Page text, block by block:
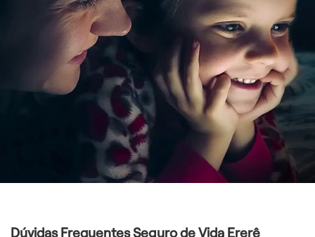
Dúvidas Frequentes Seguro de Vida Ererê